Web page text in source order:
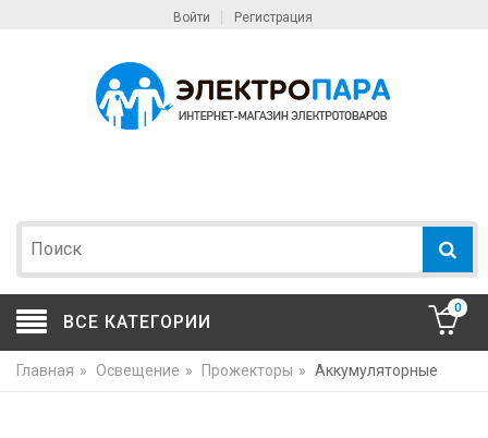
Войти Регистрация
ВСЕ КАТЕГОРИИ
0
Главная » Освещение » Прожекторы » Аккумуляторные